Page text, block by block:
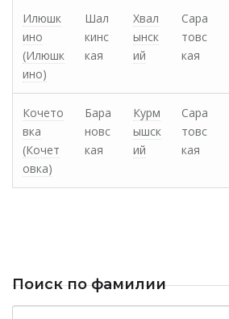
Илюшк
ино
(Илюшк
ино)
Шал
кинс
кая
Хвал
ынск
ий
Сара
товс
кая
Кочето
вка
(Кочет
овка)
Бара
новс
кая
Курм
ышск
ий
Сара
товс
кая
Поиск по фамилии